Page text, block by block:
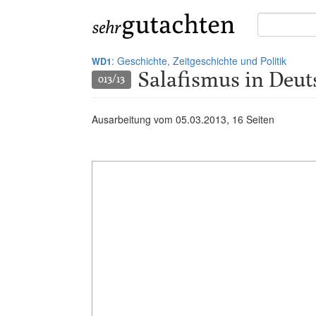
Suche
in
WD1: Geschichte, Zeitgeschichte und Politik
013/13 Salafismus in
Ausarbeitung vom 05.03.2013, 16 Seiten